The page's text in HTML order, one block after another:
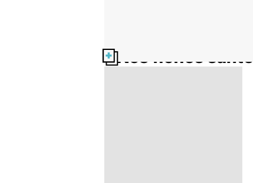
Nos fiches santé